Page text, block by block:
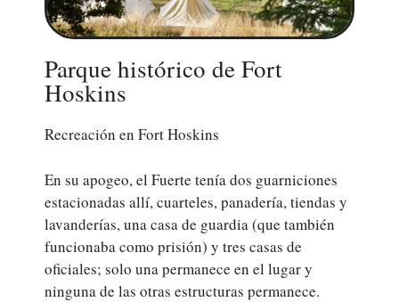
Parque histórico de Fort
Hoskins
Recreación en Fort Hoskins
En su apogeo, el Fuerte tenía dos guarniciones
estacionadas allí, cuarteles, panadería, tiendas y
lavanderías, una casa de guardia (que también
funcionaba como prisión) y tres casas de
oficiales; solo una permanece en el lugar y
ninguna de las otras estructuras permanece.